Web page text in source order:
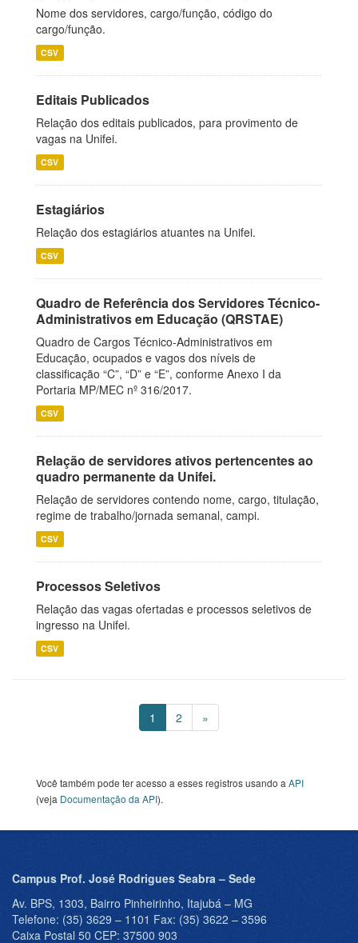
Nome dos servidores, cargo/função, código do
cargo/função.
CSV
Editais Publicados
Relação dos editais publicados, para provimento de
vagas na Unifei.
CSV
Estagiários
Relação dos estagiários atuantes na Unifei.
CSV
Quadro de Referência dos Servidores Técnico-
Administrativos em Educação (QRSTAE)
Quadro de Cargos Técnico-Administrativos em
Educação, ocupados e vagos dos níveis de
classificação “C”, “D” e “E”, conforme Anexo I da
Portaria MP/MEC nº 316/2017.
CSV
Relação de servidores ativos pertencentes ao
quadro permanente da Unifei.
Relação de servidores contendo nome, cargo, titulação,
regime de trabalho/jornada semanal, campi.
CSV
Processos Seletivos
Relação das vagas ofertadas e processos seletivos de
ingresso na Unifei.
CSV
1 2 »
Você também pode ter acesso a esses registros usando a API
(veja Documentação da API).
Campus Prof. José Rodrigues Seabra – Sede
Av. BPS, 1303, Bairro Pinheirinho, Itajubá – MG
Telefone: (35) 3629 – 1101 Fax: (35) 3622 – 3596
Caixa Postal 50 CEP: 37500 903